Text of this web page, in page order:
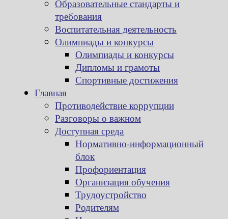
Образовательные стандарты и
требования
Воспитательная деятельность
Олимпиады и конкурсы
Олимпиады и конкурсы
Дипломы и грамоты
Спортивные достижения
Главная
Противодействие коррупции
Разговоры о важном
Доступная среда
Нормативно-информационный
блок
Профориентация
Организация обучения
Трудоустройство
Родителям